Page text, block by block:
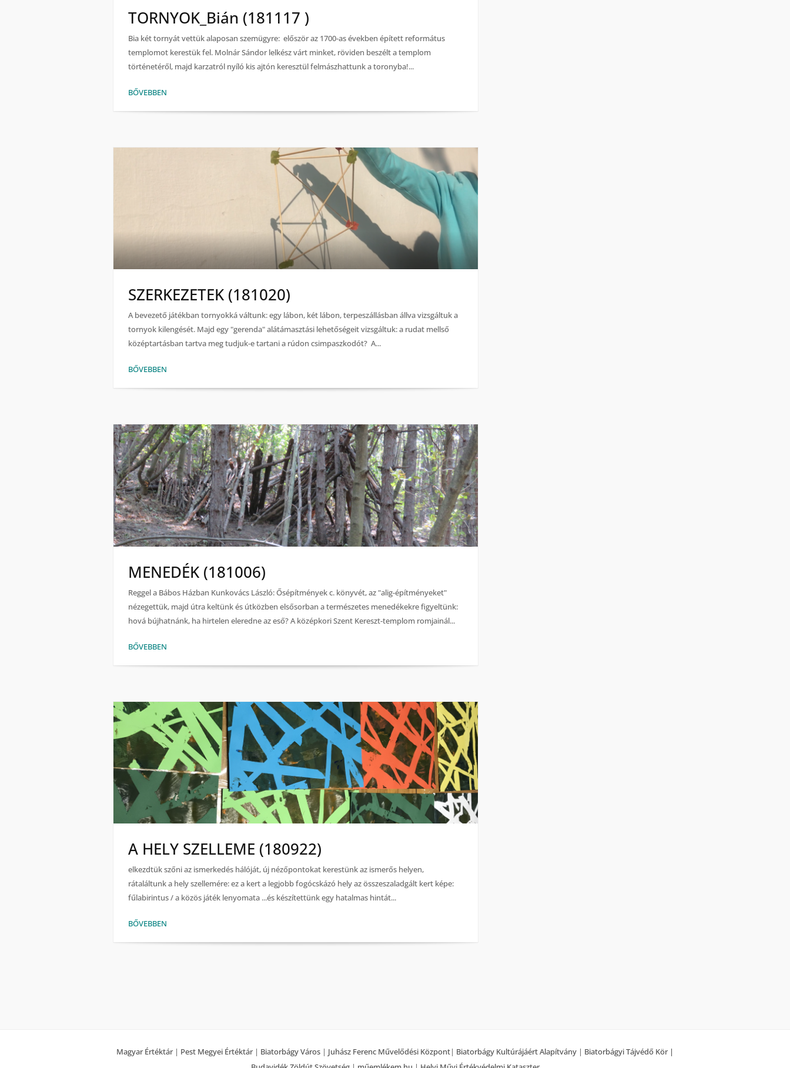
TORNYOK_Bián (181117 )
Bia két tornyát vettük alaposan szemügyre: először az 1700-as években épített református
templomot kerestük fel. Molnár Sándor lelkész várt minket, röviden beszélt a templom
történetéről, majd karzatról nyíló kis ajtón keresztül felmászhattunk a toronyba!...
BŐVEBBEN
SZERKEZETEK (181020)
A bevezető játékban tornyokká váltunk: egy lábon, két lábon, terpeszállásban állva vizsgáltuk a
tornyok kilengését. Majd egy "gerenda" alátámasztási lehetőségeit vizsgáltuk: a rudat mellső
középtartásban tartva meg tudjuk-e tartani a rúdon csimpaszkodót? A...
BŐVEBBEN
MENEDÉK (181006)
Reggel a Bábos Házban Kunkovács László: Ősépítmények c. könyvét, az "alig-építményeket"
nézegettük, majd útra keltünk és útközben elsősorban a természetes menedékekre figyeltünk:
hová bújhatnánk, ha hirtelen eleredne az eső? A középkori Szent Kereszt-templom romjainál...
BŐVEBBEN
A HELY SZELLEME (180922)
elkezdtük szőni az ismerkedés hálóját, új nézőpontokat kerestünk az ismerős helyen,
rátaláltunk a hely szellemére: ez a kert a legjobb fogócskázó hely az összeszaladgált kert képe:
fűlabirintus / a közös játék lenyomata ...és készítettünk egy hatalmas hintát...
BŐVEBBEN
Magyar Értéktár| Pest Megyei Értéktár| Biatorbágy Város | Juhász Ferenc Művelődési Központ| Biatorbágy Kultúrájáért Alapítvány | Biatorbágyi Tájvédő Kör |